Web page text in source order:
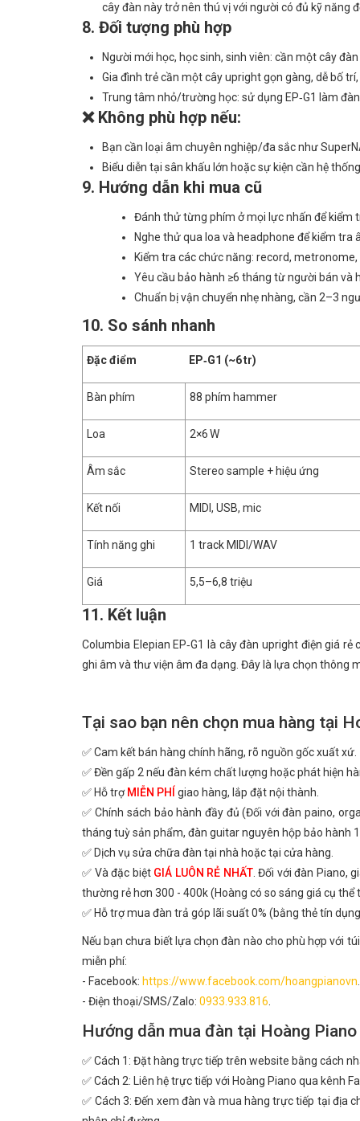
cây đàn này trở nên thú vị với người có đủ kỹ năng
8. Đối tượng phù hợp
Người mới học, học sinh, sinh viên: cần một cây
Gia đình trẻ cần một cây upright gọn gàng, dễ bố
Trung tâm nhỏ/trường học: sử dụng EP‑G1 làm
❌ Không phù hợp nếu:
Bạn cần loại âm chuyên nghiệp/đa sắc như
Biểu diễn tại sân khấu lớn hoặc sự kiện cần hệ
9. Hướng dẫn khi mua cũ
Đánh thử từng phím ở mọi lực nhấn để kiểm
Nghe thử qua loa và headphone để kiểm tra
Kiểm tra các chức năng: record,
Yêu cầu bảo hành ≥6 tháng từ người bán và
Chuẩn bị vận chuyển nhẹ nhàng, cần 2–3
10. So sánh nhanh
Đặc điểm EP‑G1 (~6 tr)
Bàn phím 88 phím hammer
Loa 2×6 W
Âm sắc Stereo sample + hiệu ứng
Kết nối MIDI, USB, mic
Tính năng ghi 1 track MIDI/WAV
Giá 5,5–6,8 triệu
11. Kết luận
Columbia Elepian EP‑G1 là cây đàn upright điện giá
ghi âm và thư viện âm đa dạng. Đây là lựa chọn thông
Tại sao bạn nên chọn mua hàng tại
✅ Cam kết bán hàng chính hãng, rõ nguồn gốc xuất xứ.
✅ Đền gấp 2 nếu đàn kém chất lượng hoặc phát hiện
✅ Hỗ trợ MIỄN PHÍ giao hàng, lắp đặt nội thành.
✅ Chính sách bảo hành đầy đủ (Đối với đàn paino,
tháng tuỳ sản phẩm, đàn guitar nguyên hộp bảo hành
✅ Dịch vụ sửa chữa đàn tại nhà hoặc tại cửa hàng.
✅ Và đặc biệt GIÁ LUÔN RẺ NHẤT. Đối với đàn Piano,
thường rẻ hơn 300 - 400k (Hoàng có so sáng giá cụ thể
✅ Hỗ trợ mua đàn trả góp lãi suất 0% (bằng thẻ tín
Nếu bạn chưa biết lựa chọn đàn nào cho phù hợp với
miễn phí:
- Facebook: https://www.facebook.com/hoangpianovn
- Điện thoại/SMS/Zalo: 0933.933.816
Hướng dẫn mua đàn tại Hoàng Piano
✅ Cách 1: Đặt hàng trực tiếp trên website bằng cách
✅ Cách 2: Liên hệ trực tiếp với Hoàng Piano qua kênh
✅ Cách 3: Đến xem đàn và mua hàng trực tiếp tại địa